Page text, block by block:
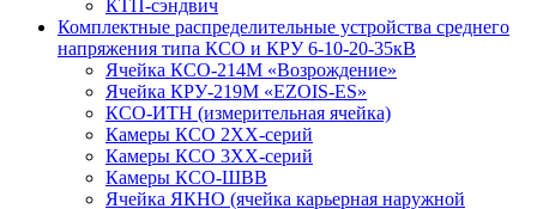
КТП-сэндвич
Комплектные распределительные устройства среднего
напряжения типа КСО и КРУ 6-10-20-35кВ
Ячейка КСО-214М «Возрождение»
Ячейка КРУ-219М «EZOIS-ES»
КСО-ИТН (измерительная ячейка)
Камеры КСО 2ХХ-серий
Камеры КСО 3ХХ-серий
Камеры КСО-ШВВ
Ячейка ЯКНО (ячейка карьерная наружной